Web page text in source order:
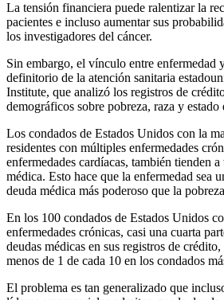
La tensión financiera puede ralentizar la
pacientes e incluso aumentar sus
los investigadores del cáncer.
Sin embargo, el vínculo entre enfermedad
definitorio de la atención sanitaria
Institute, que analizó los registros de
demográficos sobre pobreza, raza y estado
Los condados de Estados Unidos con la
residentes con múltiples enfermedades
enfermedades cardíacas, también tienden
médica. Esto hace que la enfermedad sea
deuda médica más poderoso que la
En los 100 condados de Estados Unidos
enfermedades crónicas, casi una cuarta
deudas médicas en sus registros de
menos de 1 de cada 10 en los condados
El problema es tan generalizado que